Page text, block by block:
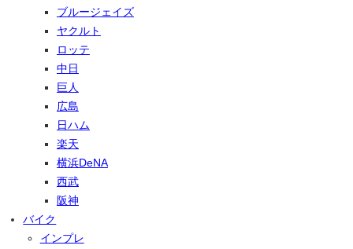
ブルージェイズ
ヤクルト
ロッテ
中日
巨人
広島
日ハム
楽天
横浜DeNA
西武
阪神
バイク
インプレ